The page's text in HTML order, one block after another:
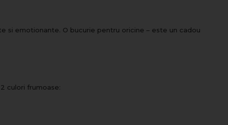
si emotionante. O bucurie pentru oricine – este un cadou
culori frumoase: